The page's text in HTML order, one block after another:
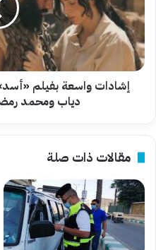
بعد
عرضه
الخاص..
ومحمد
دياب
ومحمد
رمضان
الأنظار
إشادات واسعة بفيلم
دياب ومحمد
مقالات ذات صلة